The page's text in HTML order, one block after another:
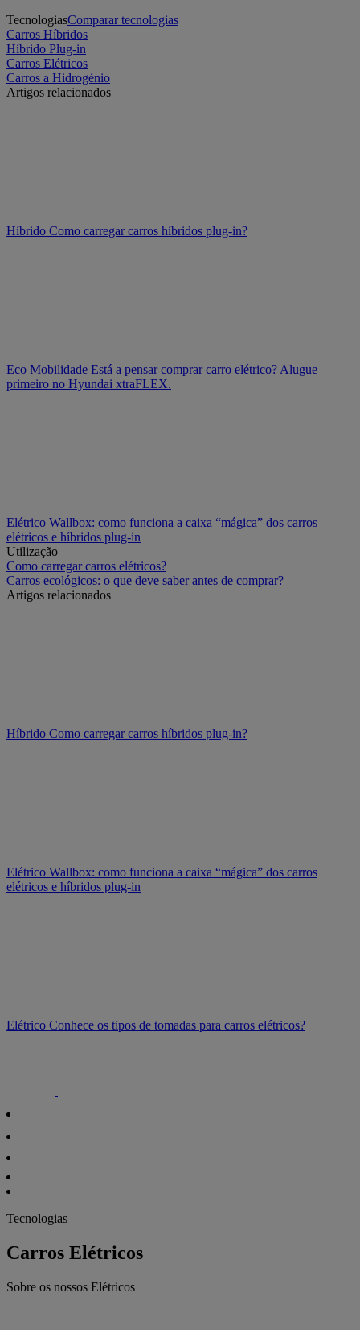
TecnologiasComparar tecnologias
Carros Híbridos
Híbrido Plug-in
Carros Elétricos
Carros a Hidrogénio
Artigos relacionados
Híbrido Como carregar carros híbridos plug-in?
Eco Mobilidade Está a pensar comprar carro elétrico? Alugue
primeiro no Hyundai xtraFLEX.
Elétrico Wallbox: como funciona a caixa “mágica” dos carros
elétricos e híbridos plug-in
Utilização
Como carregar carros elétricos?
Carros ecológicos: o que deve saber antes de comprar?
Artigos relacionados
Híbrido Como carregar carros híbridos plug-in?
Elétrico Wallbox: como funciona a caixa “mágica” dos carros
elétricos e híbridos plug-in
Elétrico Conhece os tipos de tomadas para carros elétricos?
Tecnologias
Carros Elétricos
Sobre os nossos Elétricos